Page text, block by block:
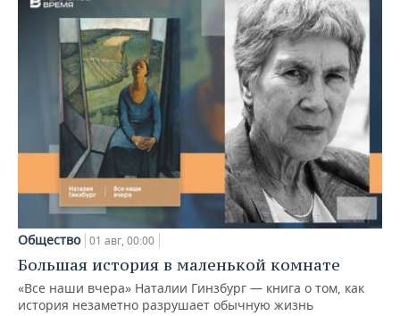
Общество 01 авг, 00:00
Большая история в маленькой комнате
«Все наши вчера» Наталии Гинзбург — книга о том, как
история незаметно разрушает обычную жизнь